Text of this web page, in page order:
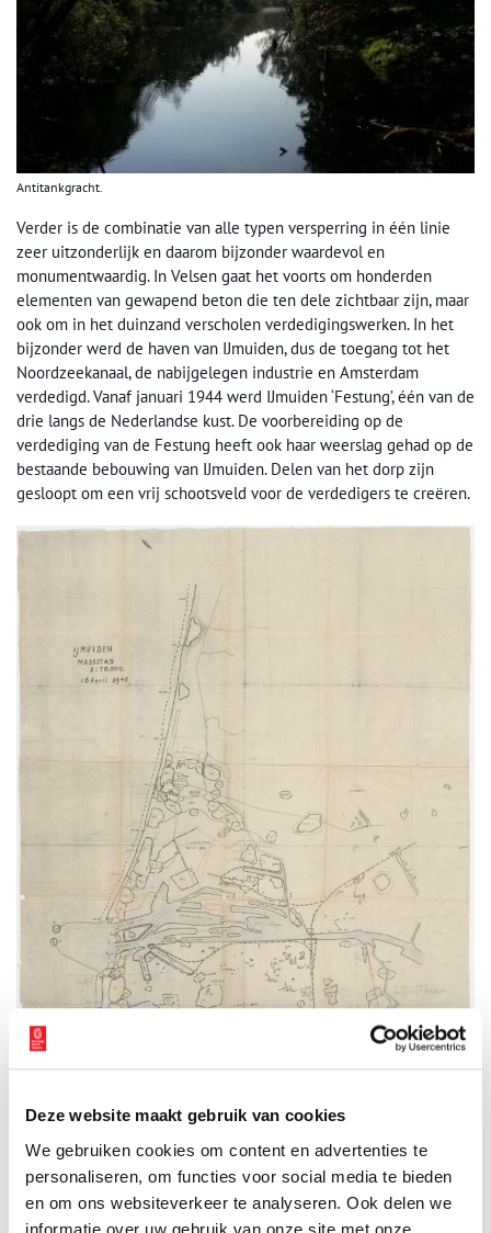
Deze website maakt gebruik van cookies
We gebruiken cookies om content en advertenties te
personaliseren, om functies voor social media te bieden
en om ons websiteverkeer te analyseren. Ook delen we
informatie over uw gebruik van onze site met onze
Antitankgracht.
Verder is de combinatie van alle typen versperring in één linie
zeer uitzonderlijk en daarom bijzonder waardevol en
monumentwaardig. In Velsen gaat het voorts om honderden
elementen van gewapend beton die ten dele zichtbaar zijn, maar
ook om in het duinzand verscholen verdedigingswerken. In het
bijzonder werd de haven van IJmuiden, dus de toegang tot het
Noordzeekanaal, de nabijgelegen industrie en Amsterdam
verdedigd. Vanaf januari 1944 werd IJmuiden ‘Festung’, één van de
drie langs de Nederlandse kust. De voorbereiding op de
verdediging van de Festung heeft ook haar weerslag gehad op de
bestaande bebouwing van IJmuiden. Delen van het dorp zijn
gesloopt om een vrij schootsveld voor de verdedigers te creëren.
Kaart van de Festung IJmuiden; 16 april 1945. Beeld:Wikimedia Commons
Bronnen